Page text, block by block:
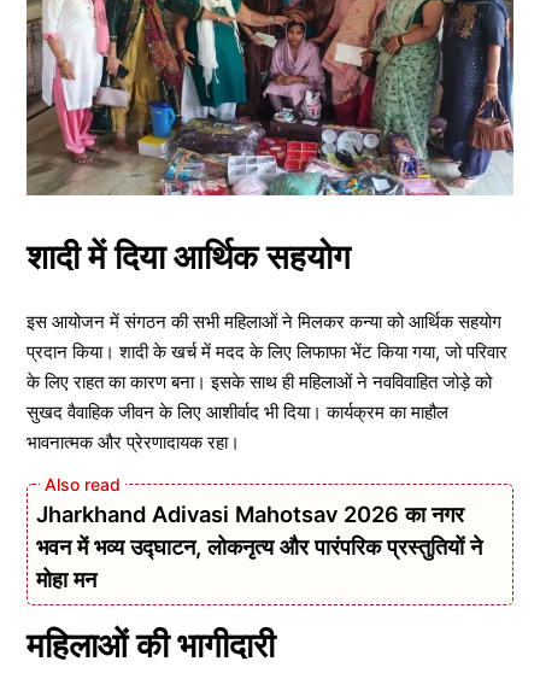
शादी में दिया आर्थिक सहयोग
इस आयोजन में संगठन की सभी महिलाओं ने मिलकर कन्या को आर्थिक सहयोग
प्रदान किया। शादी के खर्च में मदद के लिए लिफाफा भेंट किया गया, जो परिवार
के लिए राहत का कारण बना। इसके साथ ही महिलाओं ने नवविवाहित जोड़े को
सुखद वैवाहिक जीवन के लिए आशीर्वाद भी दिया। कार्यक्रम का माहौल
भावनात्मक और प्रेरणादायक रहा।
Jharkhand Adivasi Mahotsav 2026 का नगर
भवन में भव्य उद्घाटन, लोकनृत्य और पारंपरिक प्रस्तुतियों ने
मोहा मन
महिलाओं की भागीदारी